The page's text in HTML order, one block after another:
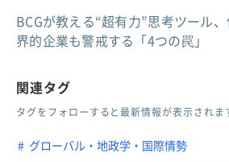
BCGが教える“超有力”思考ツール
界的企業も警戒する「4つの罠」
関連タグ
タグをフォローすると最新情報が表示されま
グローバル・地政学・国際情勢